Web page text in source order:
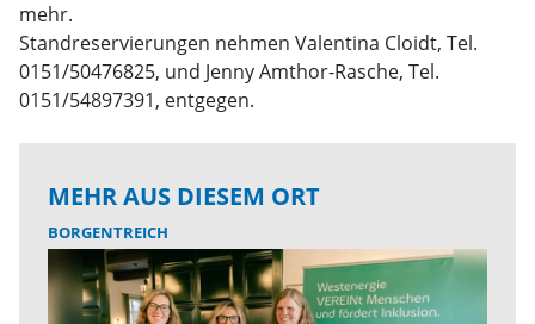
mehr.
Standreservierungen nehmen Valentina Cloidt, Tel.
0151/50476825, und Jenny Amthor-Rasche, Tel.
0151/54897391, entgegen.
MEHR AUS DIESEM ORT
BORGENTREICH